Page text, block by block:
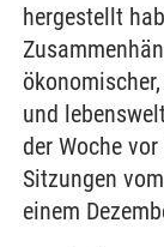
hergestellt
und
der Woche
Sitzungen
einem